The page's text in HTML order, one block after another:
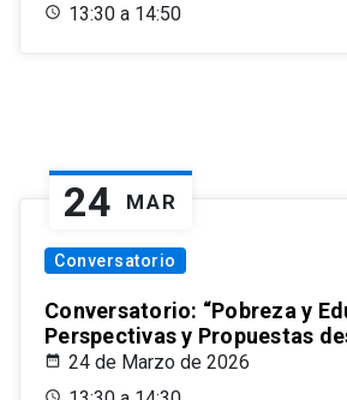
13:30 a 14:50
24 MAR
Conversatorio
Conversatorio: “Pobreza y
Perspectivas y Propuestas
24 de Marzo de 2026